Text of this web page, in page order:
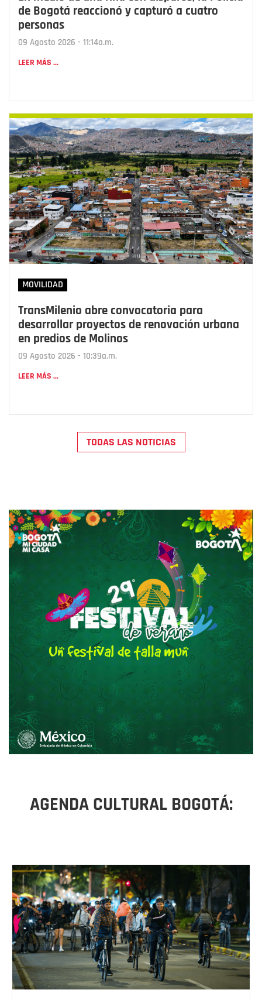
de Bogotá reaccionó y capturó a cuatro
personas
09 Agosto 2026 - 11:14a.m.
LEER MÁS ...
MOVILIDAD
TransMilenio abre convocatoria para
desarrollar proyectos de renovación urbana
en predios de Molinos
09 Agosto 2026 - 10:39a.m.
LEER MÁS ...
TODAS LAS NOTICIAS
AGENDA CULTURAL BOGOTÁ: